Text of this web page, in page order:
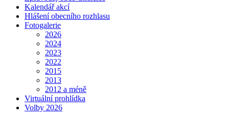
Kalendář akcí
Hlášení obecního rozhlasu
Fotogalerie
2026
2024
2023
2022
2015
2013
2012 a méně
Virtuální prohlídka
Volby 2026